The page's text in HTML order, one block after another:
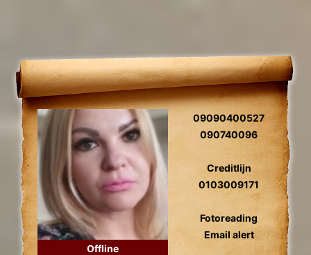
Offline
09090400527
090740096
Creditlijn
0103009171
Fotoreading
Email alert